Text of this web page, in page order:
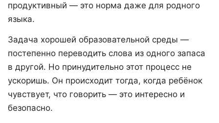
продуктивный — это норма даже для родного
языка.
Задача хорошей образовательной среды —
постепенно переводить слова из одного запаса
в другой. Но принудительно этот процесс не
ускоришь. Он происходит тогда, когда ребёнок
чувствует, что говорить — это интересно и
безопасно.